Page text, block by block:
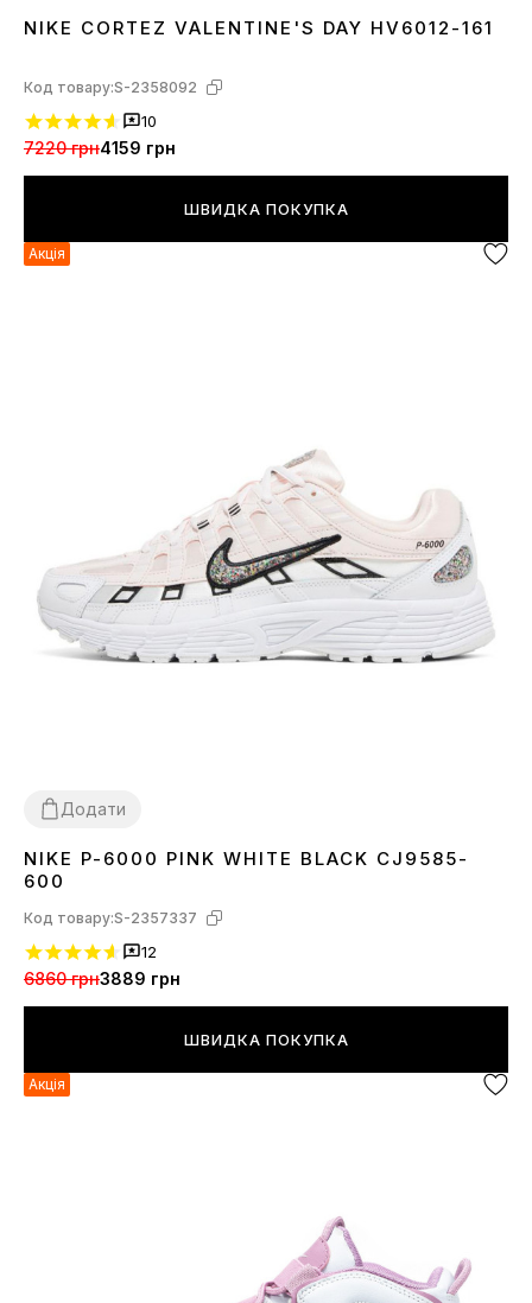
3839 40
NIKE CORTEZ VALENTINE'S DAY HV6012-161
Код товару:S-2358092
10
7220 грн4159 грн
ШВИДКА ПОКУПКА
Акція
Додати
3637 38 3940
NIKE P-6000 PINK WHITE BLACK CJ9585-
600
Код товару:S-2357337
12
6860 грн3889 грн
ШВИДКА ПОКУПКА
Акція